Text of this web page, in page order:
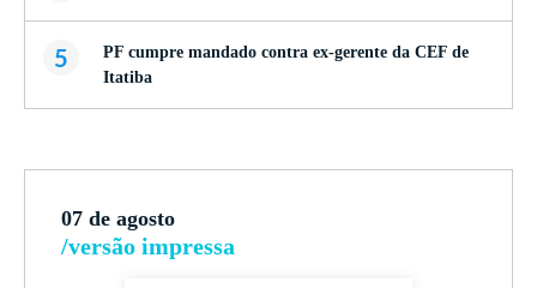
5
PF cumpre mandado contra ex-gerente da CEF de
Itatiba
07 de agosto
/versão impressa